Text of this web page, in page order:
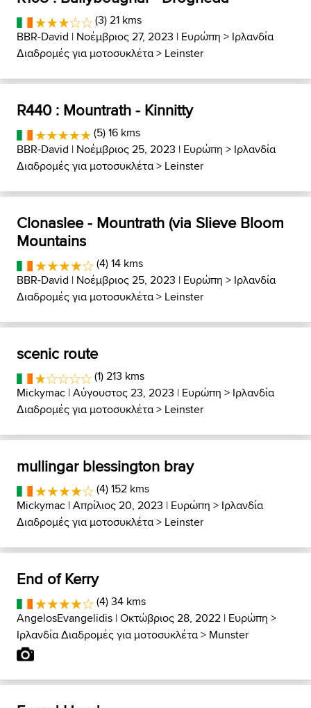
(3) 21 kms
BBR-David | Νοέμβριος 27, 2023 | Ευρώπη > Ιρλανδία
Διαδρομές για μοτοσυκλέτα> Leinster
R440 : Mountrath - Kinnitty
(5) 16 kms
BBR-David | Νοέμβριος 25, 2023 | Ευρώπη > Ιρλανδία
Διαδρομές για μοτοσυκλέτα> Leinster
Clonaslee - Mountrath (via Slieve Bloom
Mountains
(4) 14 kms
BBR-David | Νοέμβριος 25, 2023 | Ευρώπη > Ιρλανδία
Διαδρομές για μοτοσυκλέτα> Leinster
scenic route
(1) 213 kms
Mickymac | Αύγουστος 23, 2023 | Ευρώπη > Ιρλανδία
Διαδρομές για μοτοσυκλέτα> Leinster
mullingar blessington bray
(4) 152 kms
Mickymac | Απρίλιος 20, 2023 | Ευρώπη > Ιρλανδία
Διαδρομές για μοτοσυκλέτα> Leinster
End of Kerry
(4) 34 kms
AngelosEvangelidis | Οκτώβριος 28, 2022 | Ευρώπη >
Ιρλανδία Διαδρομές για μοτοσυκλέτα> Munster